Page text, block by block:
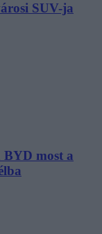
SUV-ja
BYD most a